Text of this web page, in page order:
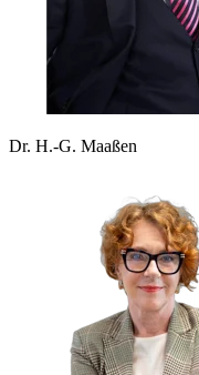
Dr. H.-G. Maaßen